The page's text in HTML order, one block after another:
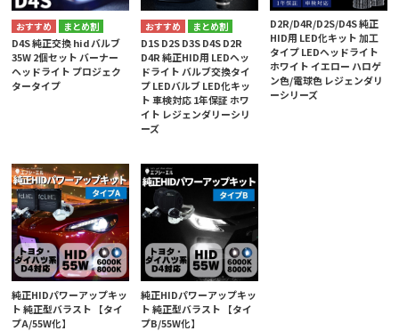
まとめ割
D4S 純正交換 hid バルブ
35W 2個セット バーナー
ヘッドライト プロジェク
タータイプ
まとめ割
D1S D2S D3S D4S D2R
D4R 純正HID用 LEDヘッ
ドライト バルブ交換タイ
プ LEDバルブ LED化キッ
ト 車検対応 1年保証 ホワ
イト レジェンダリーシリ
ーズ
D2R/D4R/D2S/D4S 純正
HID用 LED化キット 加工
タイプ LEDヘッドライト
ホワイト イエロー ハロゲ
ン色/電球色 レジェンダリ
ーシリーズ
純正HIDパワーアップキッ
ト 純正型バラスト 【タイ
プA/55W化】
純正HIDパワーアップキッ
ト 純正型バラスト 【タイ
プB/55W化】